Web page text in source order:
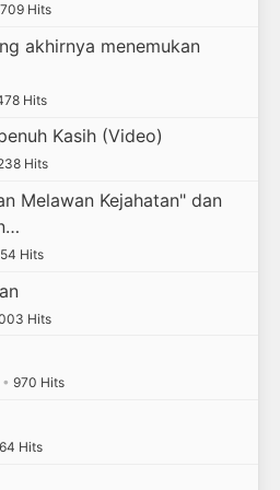
Hits
akhirnya menemukan
Hits
Kasih (Video)
Hits
Melawan Kejahatan" dan
Hits
Hits
• 970 Hits
Hits